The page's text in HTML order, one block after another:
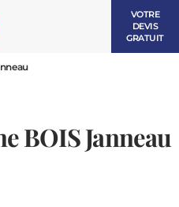
VOTRE
DEVIS
GRATUIT
BOIS Janneau